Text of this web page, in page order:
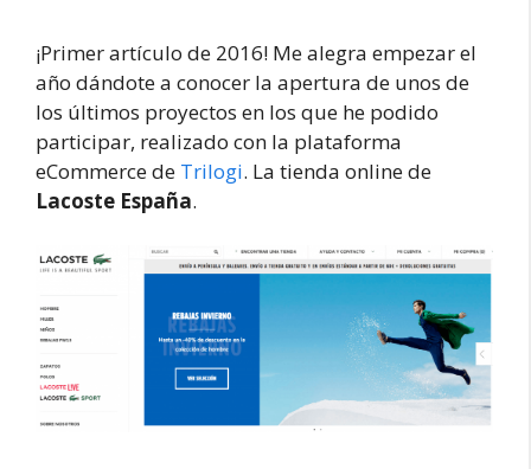
¡Primer artículo de 2016! Me alegra empezar el
año dándote a conocer la apertura de unos de
los últimos proyectos en los que he podido
participar, realizado con la plataforma
eCommerce de Trilogi. La tienda online de
Lacoste España.